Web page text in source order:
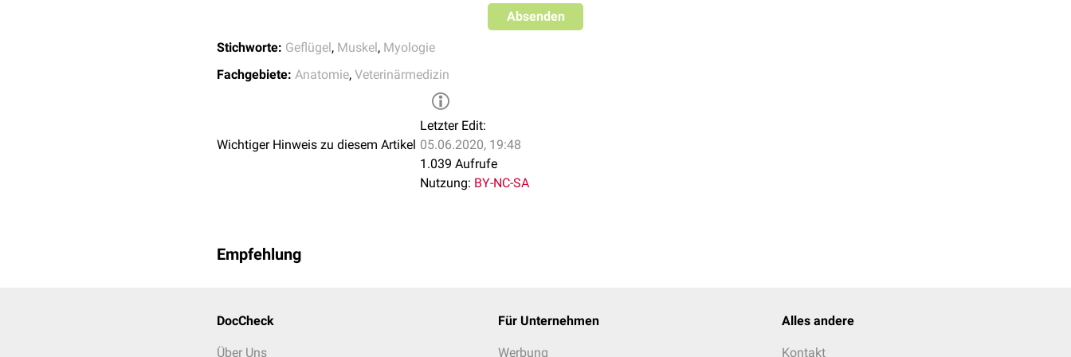
Absenden
Stichworte: Geflügel, Muskel, Myologie
Fachgebiete: Anatomie, Veterinärmedizin
Wichtiger Hinweis zu diesem Artikel
Letzter Edit:
05.06.2020, 19:48
1.039 Aufrufe
Nutzung: BY-NC-SA
Empfehlung
DocCheck
Über Uns
Für Unternehmen
Werbung
Alles andere
Kontakt